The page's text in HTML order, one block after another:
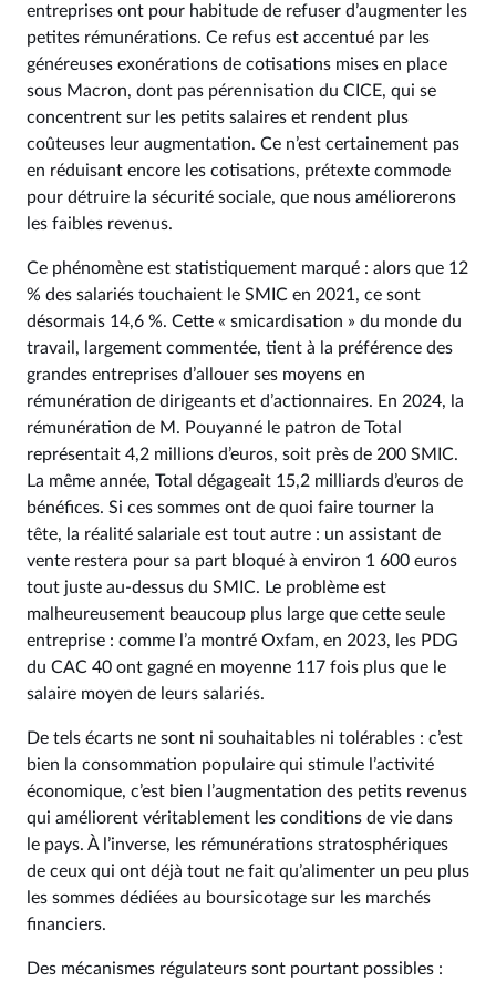
entreprises ont pour habitude de refuser d’augmenter les
petites rémunérations. Ce refus est accentué par les
généreuses exonérations de cotisations mises en place
sous Macron, dont pas pérennisation du CICE, qui se
concentrent sur les petits salaires et rendent plus
coûteuses leur augmentation. Ce n’est certainement pas
en réduisant encore les cotisations, prétexte commode
pour détruire la sécurité sociale, que nous améliorerons
les faibles revenus.
Ce phénomène est statistiquement marqué : alors que 12
% des salariés touchaient le SMIC en 2021, ce sont
désormais 14,6 %. Cette « smicardisation » du monde du
travail, largement commentée, tient à la préférence des
grandes entreprises d’allouer ses moyens en
rémunération de dirigeants et d’actionnaires. En 2024, la
rémunération de M. Pouyanné le patron de Total
représentait 4,2 millions d’euros, soit près de 200 SMIC.
La même année, Total dégageait 15,2 milliards d’euros de
bénéfices. Si ces sommes ont de quoi faire tourner la
tête, la réalité salariale est tout autre : un assistant de
vente restera pour sa part bloqué à environ 1 600 euros
tout juste au-dessus du SMIC. Le problème est
malheureusement beaucoup plus large que cette seule
entreprise : comme l’a montré Oxfam, en 2023, les PDG
du CAC 40 ont gagné en moyenne 117 fois plus que le
salaire moyen de leurs salariés.
De tels écarts ne sont ni souhaitables ni tolérables : c’est
bien la consommation populaire qui stimule l’activité
économique, c’est bien l’augmentation des petits revenus
qui améliorent véritablement les conditions de vie dans
le pays. À l’inverse, les rémunérations stratosphériques
de ceux qui ont déjà tout ne fait qu’alimenter un peu plus
les sommes dédiées au boursicotage sur les marchés
financiers.
Des mécanismes régulateurs sont pourtant possibles :